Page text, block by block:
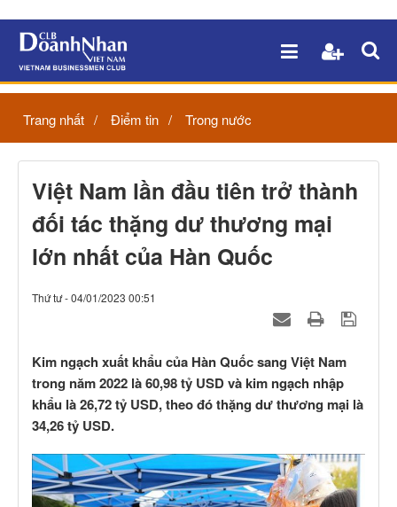
Trang nhất Điểm tin Trong nước
Việt Nam lần đầu tiên trở thành
đối tác thặng dư thương mại
lớn nhất của Hàn Quốc
Thứ tư - 04/01/2023 00:51
Kim ngạch xuất khẩu của Hàn Quốc sang Việt Nam
trong năm 2022 là 60,98 tỷ USD và kim ngạch nhập
khẩu là 26,72 tỷ USD, theo đó thặng dư thương mại là
34,26 tỷ USD.